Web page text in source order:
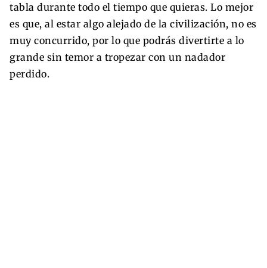
tabla durante todo el tiempo que quieras. Lo mejor
es que, al estar algo alejado de la civilización, no es
muy concurrido, por lo que podrás divertirte a lo
grande sin temor a tropezar con un nadador
perdido.